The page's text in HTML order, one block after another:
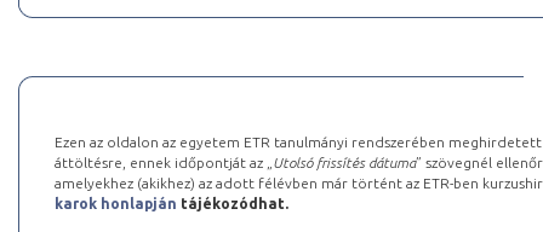
Ezen az oldalon az egyetem ETR tanulmányi rendszerében
áttöltésre, ennek időpontját az „ Utolsó frissítés dátuma” szövegnél
amelyekhez (akikhez) az adott félévben már történt az ETR-ben
karok honlapján tájékozódhat.